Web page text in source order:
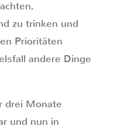
zu trinken und
Prioritäten
andere Dinge
drei Monate
und nun in